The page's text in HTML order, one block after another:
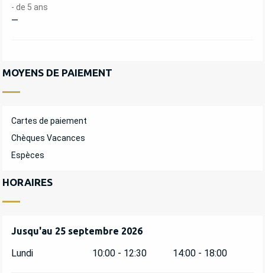
- de 5 ans
—
MOYENS DE PAIEMENT
Cartes de paiement
Chèques Vacances
Espèces
HORAIRES
Du28 juillet 2026au25 septembre 2026
Jusqu'au 25 septembre 2026
Lundi 10:00 - 12:30 14:00 - 18:00